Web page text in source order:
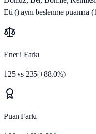
Eti () aynı beslenme puanına
Enerji Farkı
125vs 235(+88.0%)
Puan Farkı